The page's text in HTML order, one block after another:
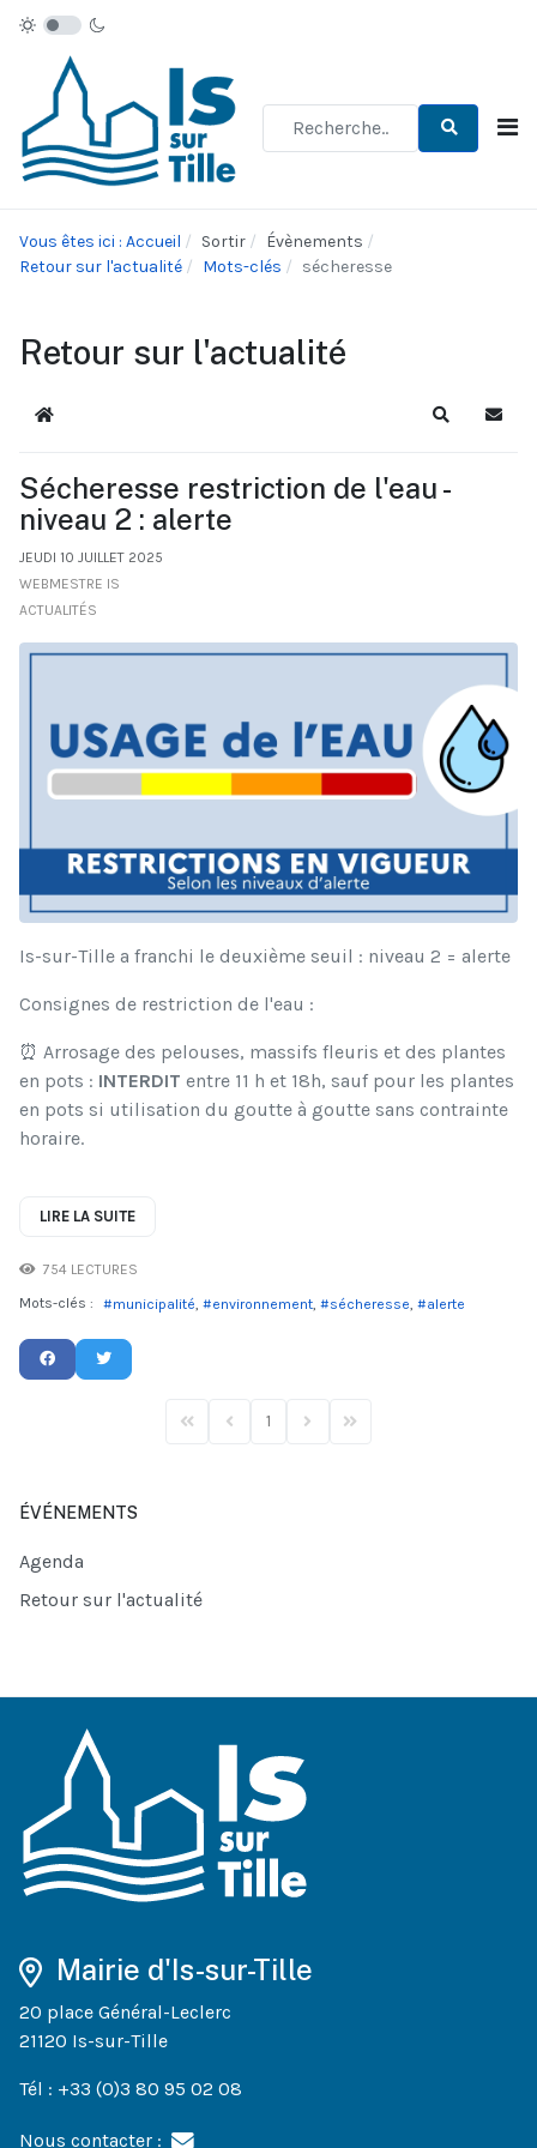
Vous êtes ici : Accueil Sortir
Évènements
Retour sur l'actualité
Mots-clés sécheresse
Retour sur l'actualité
Accueil Recherche
Sécheresse restriction de l'eau -
niveau 2 : alerte
JEUDI 10 JUILLET 2025
WEBMESTRE IS
ACTUALITÉS
Is-sur-Tille a franchi le deuxième seuil : niveau 2 = alerte
Consignes de restriction de l'eau :
⏰ Arrosage des pelouses, massifs fleuris et des plantes
en pots : INTERDIT entre 11 h et 18h, sauf pour les plantes
en pots si utilisation du goutte à goutte sans contrainte
horaire.
LIRE LA SUITE
754 LECTURES
Mots-clés :
municipalité environnement sécheresse alerte
First PagePrevious Page
1 Next PageLast Page
ÉVÉNEMENTS
Agenda
Retour sur l'actualité
Mairie d'Is-sur-Tille
20 place Général-Leclerc
21120 Is-sur-Tille
Tél : +33 (0)3 80 95 02 08
Nous contacter :